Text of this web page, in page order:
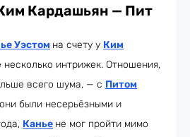
Кардашьян — Пит
Уэстом на счету у Ким
несколько интрижек. Отношения,
всего шума, — с Питом
были несерьёзными и
Канье не мог пройти мимо